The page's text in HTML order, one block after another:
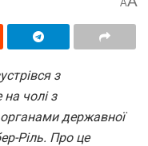
A
з
чолі з
органами державної
Ріль. Про це